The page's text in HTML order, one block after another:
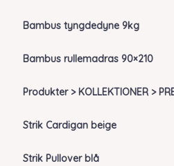
Bambus tyngdedyne 9kg
Bambus rullemadras 90×210
Produkter > KOLLEKTIONER >
Strik Cardigan beige
Strik Pullover blå